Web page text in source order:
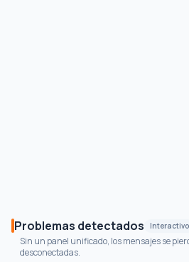
Problemas detectados Interactivo
Sin un panel unificado, los mensajes se
desconectadas.